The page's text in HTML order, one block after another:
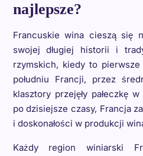
najlepsze?
Francuskie wina cieszą się
swojej długiej historii i
rzymskich, kiedy to pierwsze
południu Francji, przez
klasztory przejęły pałeczkę
po dzisiejsze czasy, Francja
i doskonałości w produkcji
Każdy region winiarski